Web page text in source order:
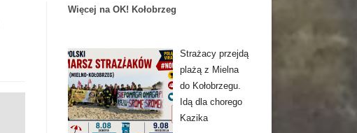
Więcej na OK! Kołobrzeg
Strażacy przejdą
plażą z Mielna
do Kołobrzegu.
Idą dla chorego
Kazika